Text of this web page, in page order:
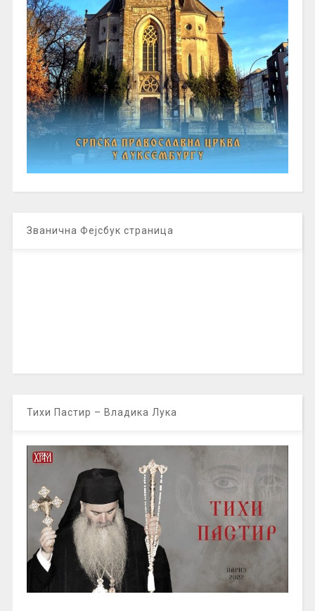
Званична Фејсбук страница
Тихи Пастир – Владика Лука